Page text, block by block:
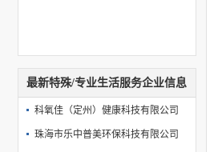
最新特殊/专业生活服务企业信息
科氧佳（定州）健康科技有限公司
珠海市乐中普美环保科技有限公司